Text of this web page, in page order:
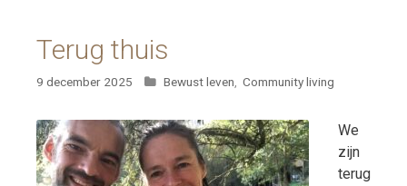
Terug thuis
9 december 2025 Categorieën
Bewust leven, Community living
We
zijn
terug